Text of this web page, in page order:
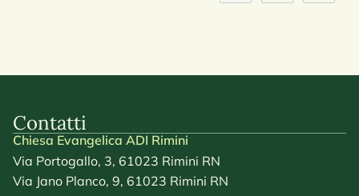
Contatti
Chiesa Evangelica ADI Rimini
Via Portogallo, 3, 61023 Rimini RN
Via Jano Planco, 9, 61023 Rimini RN